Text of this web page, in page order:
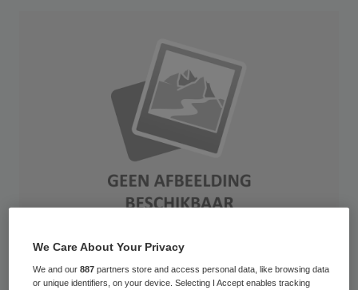
ÄZ App 173 Wipo Publikationsname / Publikationsnummer / E-Tag
We Care About Your Privacy
We and our887 partners store and access personal data, like browsing data
or unique identifiers, on your device. Selecting I Accept enables tracking